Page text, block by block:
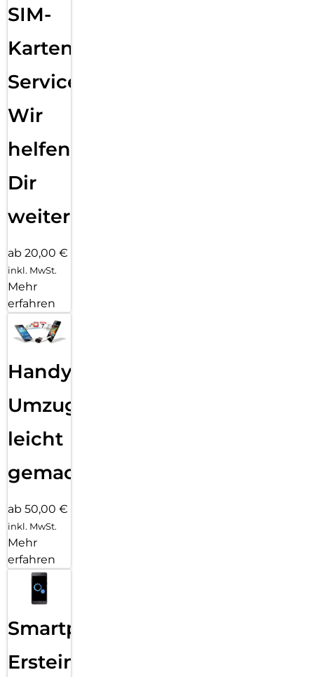
SIM-
Karten
Service:
Wir
helfen
Dir
weiter
ab 20,00 €
inkl. MwSt.
Mehr
erfahren
Handy
Umzug
leicht
gemacht!
ab 50,00 €
inkl. MwSt.
Mehr
erfahren
Smartphone
Ersteinrichtung